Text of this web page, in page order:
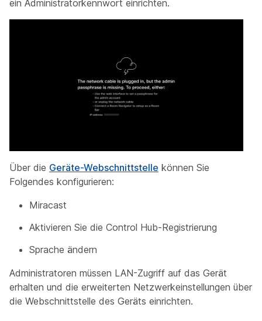
ein Administratorkennwort einrichten.
Über die Geräte-Webschnittstelle können Sie
Folgendes konfigurieren:
Miracast
Aktivieren Sie die Control Hub-Registrierung
Sprache ändern
Administratoren müssen LAN-Zugriff auf das Gerät
erhalten und die erweiterten Netzwerkeinstellungen über
die Webschnittstelle des Geräts einrichten.